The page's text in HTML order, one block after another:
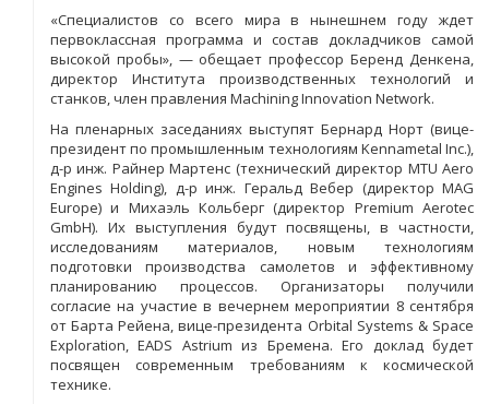
«Специалистов со всего мира в нынешнем году ждет
первоклассная программа и состав докладчиков самой
высокой пробы», — обещает профессор Беренд Денкена,
директор Института производственных технологий и
станков, член правления Machining Innovation Network.
На пленарных заседаниях выступят Бернард Норт (вице-
президент по промышленным технологиям Kennametal Inc.),
д-р инж. Райнер Мартенс (технический директор MTU Aero
Engines Holding), д-р инж. Геральд Вебер (директор MAG
Europe) и Михаэль Кольберг (директор Premium Aerotec
GmbH). Их выступления будут посвящены, в частности,
исследованиям материалов, новым технологиям
подготовки производства самолетов и эффективному
планированию процессов. Организаторы получили
согласие на участие в вечернем мероприятии 8 сентября
от Барта Рейена, вице-президента Orbital Systems & Space
Exploration, EADS Astrium из Бремена. Его доклад будет
посвящен современным требованиям к космической
технике.